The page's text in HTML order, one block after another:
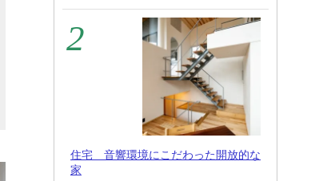
住宅 音響環境にこだわった開放的な
家